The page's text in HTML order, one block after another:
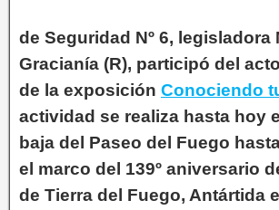
de Seguridad Nº 6, legisladora
Gracianía (R), participó del
de la exposición Conociendo
actividad se realiza hasta hoy
baja del Paseo del Fuego
el marco del 139º aniversario
de Tierra del Fuego, Antártida